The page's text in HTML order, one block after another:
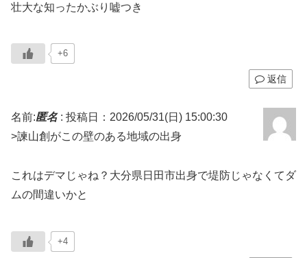
壮大な知ったかぶり嘘つき
+6
返信
名前:匿名: 投稿日：2026/05/31(日) 15:00:30
>諫山創がこの壁のある地域の出身
これはデマじゃね？大分県日田市出身で堤防じゃなくてダ
ムの間違いかと
+4